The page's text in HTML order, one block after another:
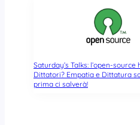
Saturday’s Talks: l’open-
Dittatori? Empatia e Dittatura
prima ci salverà!